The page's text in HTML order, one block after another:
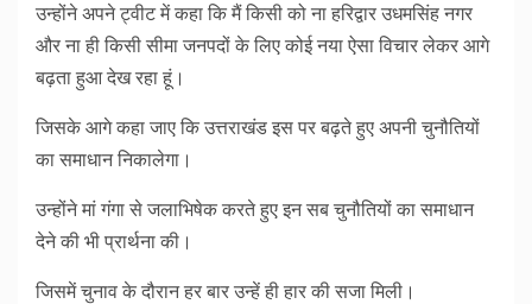
उन्होंने अपने ट्वीट में कहा कि मैं किसी को ना हरिद्वार उधमसिंह नगर
और ना ही किसी सीमा जनपदों के लिए कोई नया ऐसा विचार लेकर आगे
बढ़ता हुआ देख रहा हूं।
जिसके आगे कहा जाए कि उत्तराखंड इस पर बढ़ते हुए अपनी चुनौतियों
का समाधान निकालेगा।
उन्होंने मां गंगा से जलाभिषेक करते हुए इन सब चुनौतियों का समाधान
देने की भी प्रार्थना की।
जिसमें चुनाव के दौरान हर बार उन्हें ही हार की सजा मिली।